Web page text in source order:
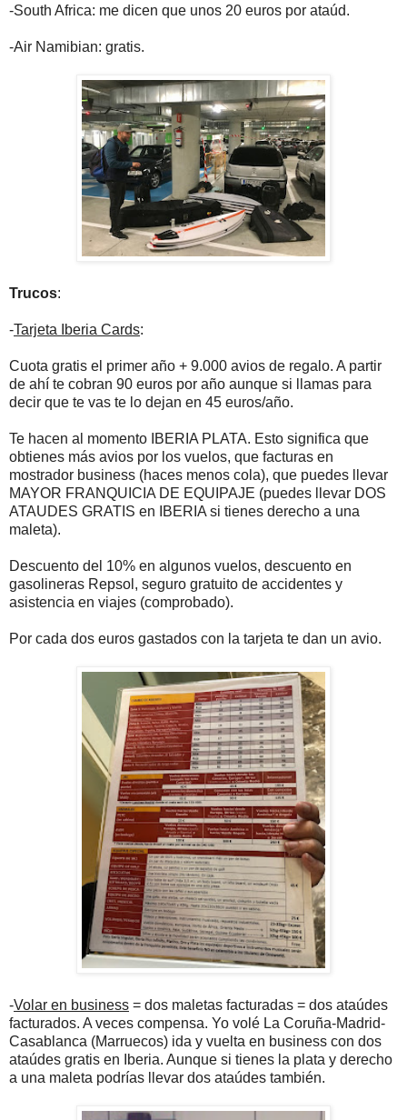
-South Africa: me dicen que unos 20 euros por ataúd.
-Air Namibian: gratis.
Trucos:
-Tarjeta Iberia Cards:
Cuota gratis el primer año + 9.000 avios de regalo. A partir
de ahí te cobran 90 euros por año aunque si llamas para
decir que te vas te lo dejan en 45 euros/año.
Te hacen al momento IBERIA PLATA. Esto significa que
obtienes más avios por los vuelos, que facturas en
mostrador business (haces menos cola), que puedes llevar
MAYOR FRANQUICIA DE EQUIPAJE (puedes llevar DOS
ATAUDES GRATIS en IBERIA si tienes derecho a una
maleta).
Descuento del 10% en algunos vuelos, descuento en
gasolineras Repsol, seguro gratuito de accidentes y
asistencia en viajes (comprobado).
Por cada dos euros gastados con la tarjeta te dan un avio.
-Volar en business = dos maletas facturadas = dos ataúdes
facturados. A veces compensa. Yo volé La Coruña-Madrid-
Casablanca (Marruecos) ida y vuelta en business con dos
ataúdes gratis en Iberia. Aunque si tienes la plata y derecho
a una maleta podrías llevar dos ataúdes también.